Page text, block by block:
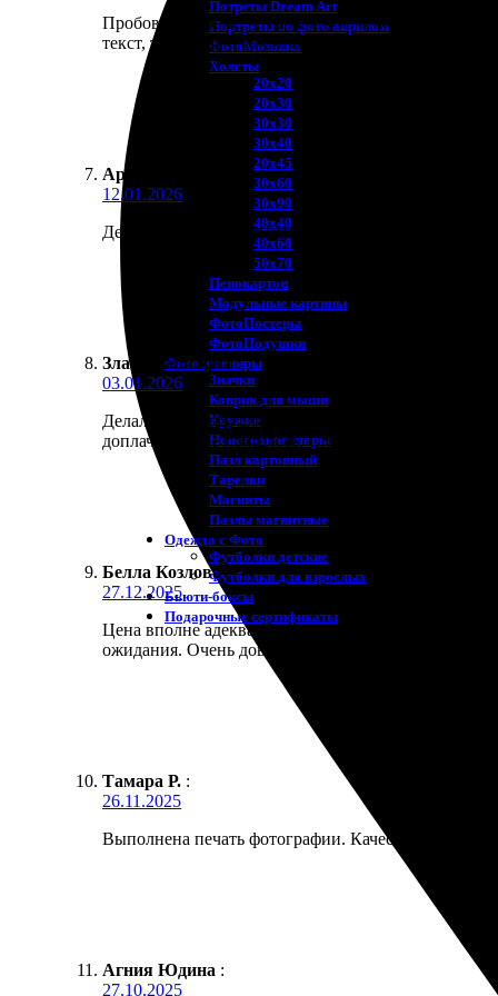
Потреты Dream Art
Портреты по фото акрилом
ФотоМозаика
Холсты
20х20
20х30
30х30
30х40
20х45
30х60
30х90
40х40
40х60
50х70
Пенокартон
Модульные картины
ФотоПостеры
ФотоПодушки
Фотоcувениры
Значки
Коврик для мыши
Кружки
Новогодние шары
Пазл картонный
Тарелки
Магниты
Пазлы магнитные
Одежда с Фото
Футболки детские
Футболки для взрослых
Бьюти-боксы
Подарочные сертификаты
Пробовала сервис "Отправьте за меня" открытки
текст, только напечатанный.
Аркадий Ю.
12.01.2026
Делал панорамную печать на фотопостер, склейка
Злата Данилова :
03.01.2026
Делала открытки для гостей на свадьбу.
доплачивать не пришлось. Спасибо ей большое за
Белла Козлова :
27.12.2025
Цена вполне адекватная, а качество печати на
ожидания. Очень довольна!
Тамара Р. :
26.11.2025
Выполнена печать фотографии. Качество
Агния Юдина :
27.10.2025